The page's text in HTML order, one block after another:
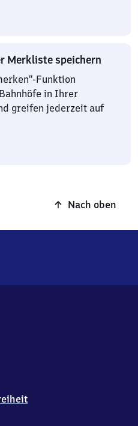
Merkliste speichern
Funktion
in Ihrer
greifen jederzeit auf
Nach oben